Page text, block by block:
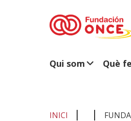
Qui som Què
INICI